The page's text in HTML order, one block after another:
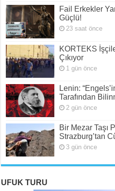
Fail Erkekler
Güçlü!
23 saat önce
KORTEKS
Çıkıyor
1 gün önce
Lenin:
Tarafından
2 gün önce
Bir Mezar Taşı
Strazburg’tan
3 gün önce
UFUK TURU